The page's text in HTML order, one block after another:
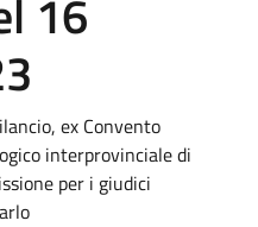
16
ex Convento
interprovinciale di
per i giudici